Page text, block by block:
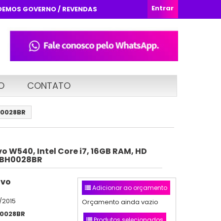
Entrar
GOVERNO / REVENDAS
CONTATO
W540, Intel Core i7, 16GB RAM, HD
Adicionar ao orçamento
Orçamento ainda vazio